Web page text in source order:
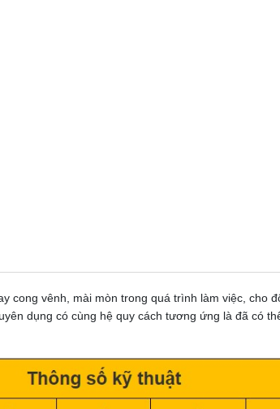
cong vênh, mài mòn trong quá trình làm việc, cho
dụng có cùng hệ quy cách tương ứng là đã có